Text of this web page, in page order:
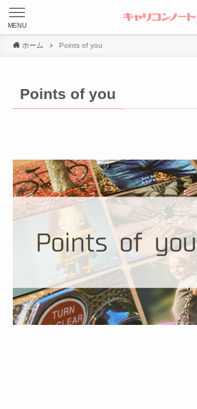
MENU
ホーム Points of you
Points of you